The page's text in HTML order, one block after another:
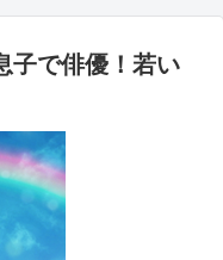
子で俳優！若い